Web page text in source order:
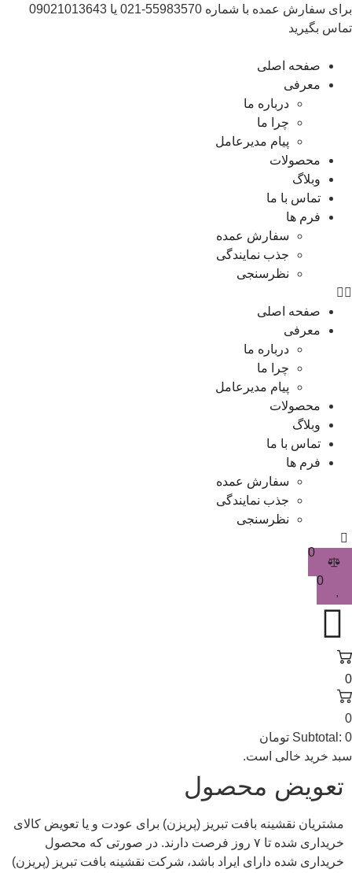
برای سفارش عمده با شماره 55983570-021 یا 09021013643
تماس بگیرید
صفحه اصلی
معرفی
درباره ما
چرا ما
پیام مدیرعامل
محصولات
وبلاگ
تماس با ما
فرم ها
سفارش عمده
جذب نمایندگی
نظرسنجی
صفحه اصلی
معرفی
درباره ما
چرا ما
پیام مدیرعامل
محصولات
وبلاگ
تماس با ما
فرم ها
سفارش عمده
جذب نمایندگی
نظرسنجی
0
0
0
0
Subtotal: 0
تومان
سبد خرید خالی است.
تعویض محصول
مشتریان نقشینه بافت تبریز (پریزن) برای عودت و یا تعویض کالای
خریداری شده تا ۷ روز فرصت دارند. در صورتی که محصول
خریداری شده دارای ایراد باشد، شرکت نقشینه بافت تبریز (پریزن)